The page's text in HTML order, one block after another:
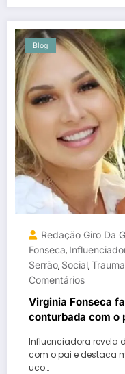
Blog
Redação Giro Da
Fonseca,
Serrão, Social,
Comentários
Virginia Fonseca
conturbada com o
Influenciadora revela
com o pai e destaca
uco…